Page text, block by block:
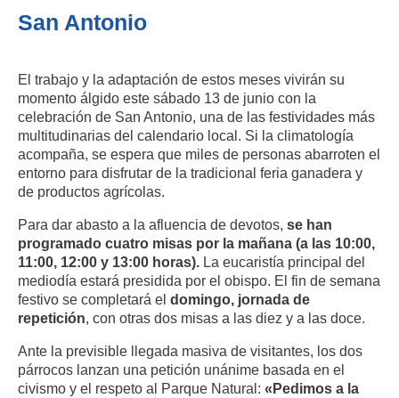
San Antonio
El trabajo y la adaptación de estos meses vivirán su
momento álgido este sábado 13 de junio con la
celebración de San Antonio, una de las festividades más
multitudinarias del calendario local. Si la climatología
acompaña, se espera que miles de personas abarroten el
entorno para disfrutar de la tradicional feria ganadera y
de productos agrícolas.
Para dar abasto a la afluencia de devotos, se han
programado cuatro misas por la mañana (a las 10:00,
11:00, 12:00 y 13:00 horas). La eucaristía principal del
mediodía estará presidida por el obispo. El fin de semana
festivo se completará el domingo, jornada de
repetición, con otras dos misas a las diez y a las doce.
Ante la previsible llegada masiva de visitantes, los dos
párrocos lanzan una petición unánime basada en el
civismo y el respeto al Parque Natural: «Pedimos a la